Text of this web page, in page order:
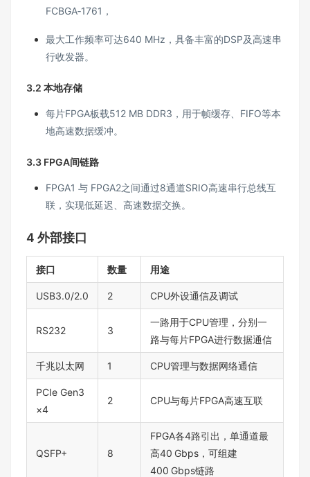
FCBGA‑1761，
最大工作频率可达640 MHz，具备丰富的DSP及高速串
行收发器。
3.2 本地存储
每片FPGA板载512 MB DDR3，用于帧缓存、FIFO等本
地高速数据缓冲。
3.3 FPGA间链路
FPGA1 与 FPGA2之间通过8通道SRIO高速串行总线互
联，实现低延迟、高速数据交换。
4 外部接口
接口 数量 用途
USB3.0/2.0 2 CPU外设通信及调试
RS232 3
一路用于CPU管理，分别一
路与每片FPGA进行数据通信
千兆以太网 1 CPU管理与数据网络通信
PCIe Gen3
×4
2 CPU与每片FPGA高速互联
QSFP+ 8
FPGA各4路引出，单通道最
高40 Gbps，可组建
400 Gbps链路